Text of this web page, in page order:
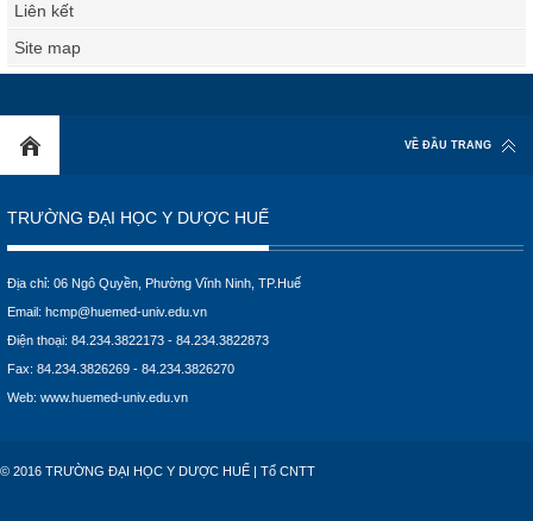
Liên kết
Site map
VỀ ĐẦU TRANG
TRƯỜNG ĐẠI HỌC Y DƯỢC HUẾ
Địa chỉ: 06 Ngô Quyền, Phường Vĩnh Ninh, TP.Huế
Email: hcmp@huemed-univ.edu.vn
Điện thoại: 84.234.3822173 - 84.234.3822873
Fax: 84.234.3826269 - 84.234.3826270
Web: www.huemed-univ.edu.vn
© 2016 TRƯỜNG ĐẠI HỌC Y DƯỢC HUẾ | Tổ CNTT